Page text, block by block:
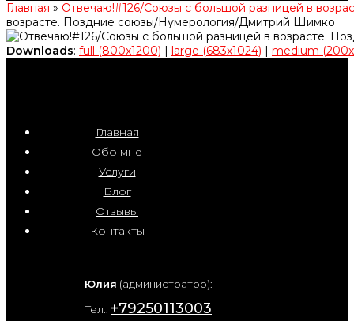
Главная » Отвечаю!#126/Союзы с большой разницей в
возрасте. Поздние союзы/Нумерология/Дмитрий Шимко
Downloads: full (800x1200) | large (683x1024) | medium
Главная
Обо мне
Услуги
Блог
Отзывы
Контакты
Юлия (администратор):
Тел.: +79250113003